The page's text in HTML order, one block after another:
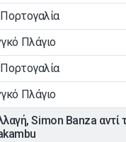
Πορτογαλία
Πλάγιο
Πορτογαλία
Πλάγιο
Simon Banza αντί